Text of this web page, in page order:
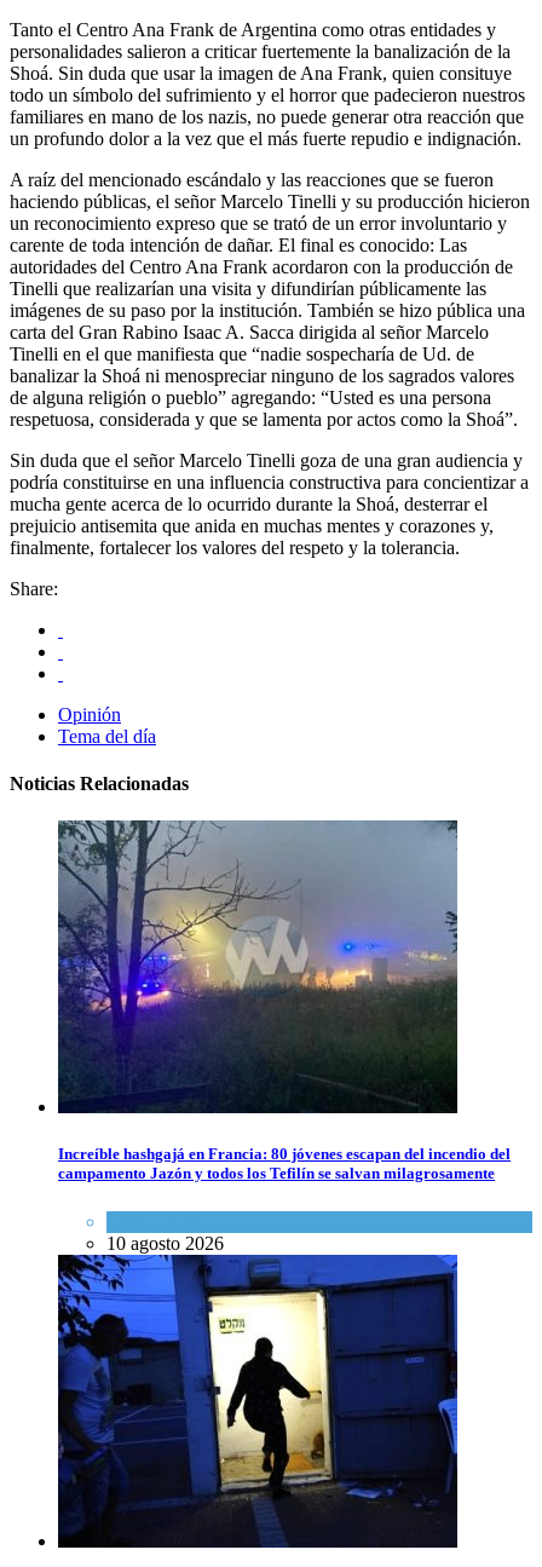
Tanto el Centro Ana Frank de Argentina como otras entidades y
personalidades salieron a criticar fuertemente la banalización de la
Shoá. Sin duda que usar la imagen de Ana Frank, quien consituye
todo un símbolo del sufrimiento y el horror que padecieron nuestros
familiares en mano de los nazis, no puede generar otra reacción que
un profundo dolor a la vez que el más fuerte repudio e indignación.
A raíz del mencionado escándalo y las reacciones que se fueron
haciendo públicas, el señor Marcelo Tinelli y su producción hicieron
un reconocimiento expreso que se trató de un error involuntario y
carente de toda intención de dañar. El final es conocido: Las
autoridades del Centro Ana Frank acordaron con la producción de
Tinelli que realizarían una visita y difundirían públicamente las
imágenes de su paso por la institución. También se hizo pública una
carta del Gran Rabino Isaac A. Sacca dirigida al señor Marcelo
Tinelli en el que manifiesta que “nadie sospecharía de Ud. de
banalizar la Shoá ni menospreciar ninguno de los sagrados valores
de alguna religión o pueblo” agregando: “Usted es una persona
respetuosa, considerada y que se lamenta por actos como la Shoá”.
Sin duda que el señor Marcelo Tinelli goza de una gran audiencia y
podría constituirse en una influencia constructiva para concientizar a
mucha gente acerca de lo ocurrido durante la Shoá, desterrar el
prejuicio antisemita que anida en muchas mentes y corazones y,
finalmente, fortalecer los valores del respeto y la tolerancia.
Share:
Opinión
Tema del día
Noticias Relacionadas
Increíble hashgajá en Francia: 80 jóvenes escapan del incendio del
campamento Jazón y todos los Tefilín se salvan milagrosamente
10 agosto 2026